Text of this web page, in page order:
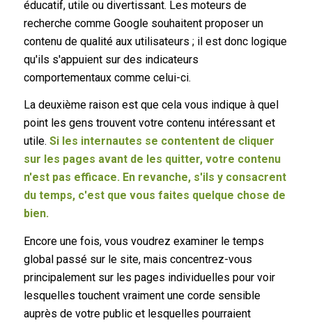
éducatif, utile ou divertissant. Les moteurs de
recherche comme Google souhaitent proposer un
contenu de qualité aux utilisateurs ; il est donc logique
qu'ils s'appuient sur des indicateurs
comportementaux comme celui-ci.
La deuxième raison est que cela vous indique à quel
point les gens trouvent votre contenu intéressant et
utile. Si les internautes se contentent de cliquer
sur les pages avant de les quitter, votre contenu
n'est pas efficace. En revanche, s'ils y consacrent
du temps, c'est que vous faites quelque chose de
bien.
Encore une fois, vous voudrez examiner le temps
global passé sur le site, mais concentrez-vous
principalement sur les pages individuelles pour voir
lesquelles touchent vraiment une corde sensible
auprès de votre public et lesquelles pourraient